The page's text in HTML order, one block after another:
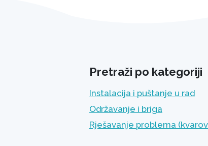
Pretraži po kategoriji
Instalacija i puštanje u rad
Održavanje i briga
Rješavanje problema